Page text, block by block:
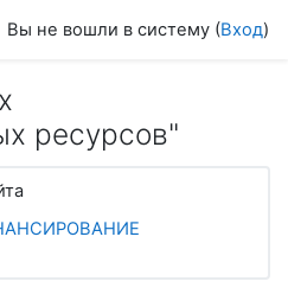
Вы не вошли в систему (Вход)
ресурсов"